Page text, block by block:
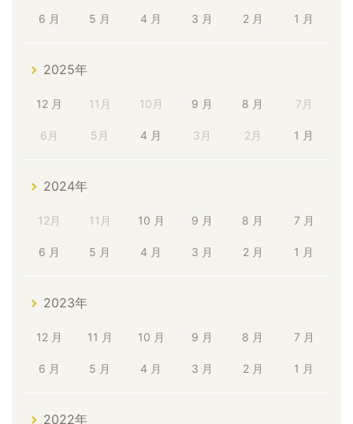
6 月 5 月 4 月 3 月 2 月 1 月
2025年
12 月 11月 10月 9 月 8 月 7月
6月 5月 4 月 3月 2月 1 月
2024年
12月 11月 10 月 9 月 8 月 7 月
6 月 5 月 4 月 3 月 2 月 1 月
2023年
12 月 11 月 10 月 9 月 8 月 7 月
6 月 5 月 4 月 3 月 2 月 1 月
2022年